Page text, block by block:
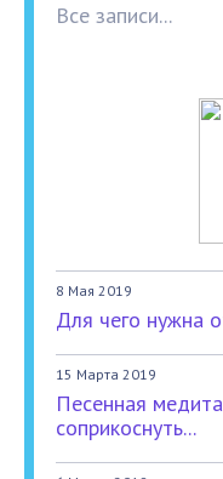
Все записи...
8 Мая 2019
Для чего нужна
15 Марта 2019
Песенная
соприкоснуть...